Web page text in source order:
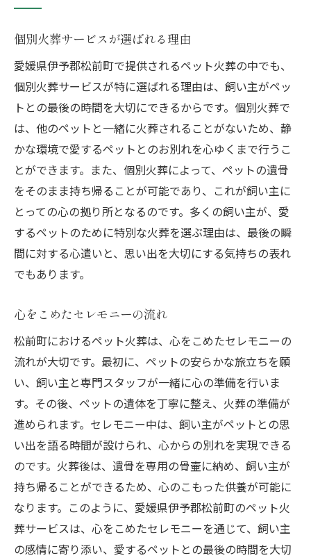
自然が与える穏やかな別れ
地域の自然美を感じる時間
心温まる別れのための準備
個別ニーズに応えるサービス
松前町のペット火葬サービスで愛するペットと
の静かな別れをサポート
心に残るお別れのために
ペット火葬で得られる安心感
愛するペットへの感謝の気持ち
火葬後の供養方法について
飼い主の心に寄り添うアプローチ
心に寄り添う個別ペット火葬愛媛県伊予郡松前
町の魅力
松前町ならではのサポート
ペットと飼い主の絆を深める
地域の特性を活かした供養
ペット火葬の流れとその意義
心温まる別れを実現する方法
地域の支えがもたらす安心感
愛媛県伊予郡松前町で実現するペット火葬の心
温まるお別れ
個別火葬サービスが選ばれる理由
愛媛県伊予郡松前町で提供されるペット火葬の中でも、
個別火葬サービスが特に選ばれる理由は、飼い主がペッ
トとの最後の時間を大切にできるからです。個別火葬で
は、他のペットと一緒に火葬されることがないため、静
かな環境で愛するペットとのお別れを心ゆくまで行うこ
とができます。また、個別火葬によって、ペットの遺骨
をそのまま持ち帰ることが可能であり、これが飼い主に
とっての心の拠り所となるのです。多くの飼い主が、愛
するペットのために特別な火葬を選ぶ理由は、最後の瞬
間に対する心遣いと、思い出を大切にする気持ちの表れ
でもあります。
心をこめたセレモニーの流れ
松前町におけるペット火葬は、心をこめたセレモニーの
流れが大切です。最初に、ペットの安らかな旅立ちを願
い、飼い主と専門スタッフが一緒に心の準備を行いま
す。その後、ペットの遺体を丁寧に整え、火葬の準備が
進められます。セレモニー中は、飼い主がペットとの思
い出を語る時間が設けられ、心からの別れを実現できる
のです。火葬後は、遺骨を専用の骨壷に納め、飼い主が
持ち帰ることができるため、心のこもった供養が可能に
なります。このように、愛媛県伊予郡松前町のペット火
葬サービスは、心をこめたセレモニーを通じて、飼い主
の感情に寄り添い、愛するペットとの最後の時間を大切